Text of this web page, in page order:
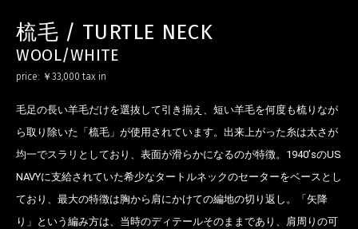
梳毛 / TURTLE NECK
WOOL/WHITE
price: ￥33,000 tax in
毛足の長い羊毛だけを選抜して引き揃え、短い羊毛を何度も梳りなが
ら取り除いた「梳毛」が使用されています。出来上がった糸は太さが
均一でスラリとしており、表面が滑らかになるのが特徴。1940’sのUS
NAVYに支給されていた希少なタートルネックのセーターをベースとし
ており、最大の特徴は胸から肩にかけての編地の切り返し。「矢降
り」という編み方は、当時のディテールそのままであり、肩周りの可